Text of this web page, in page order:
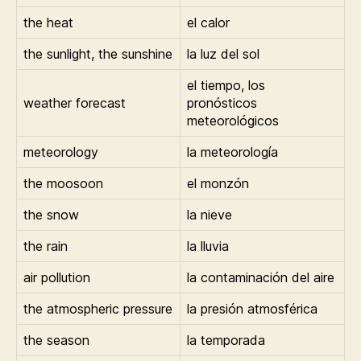
the heat
el calor
the sunlight, the sunshine
la luz del sol
weather forecast
el tiempo, los
pronósticos
meteorológicos
meteorology
la meteorología
the moosoon
el monzón
the snow
la nieve
the rain
la lluvia
air pollution
la contaminación del aire
the atmospheric pressure
la presión atmosférica
the season
la temporada